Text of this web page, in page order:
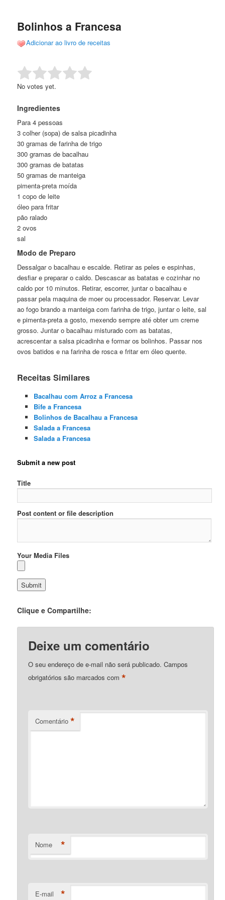
conteúdo
conteúdo
Bolinhos a Francesa
Adicionar ao livro de receitas
Rate this item: Submit Rating
No votes yet.
Ingredientes
Para 4 pessoas
3 colher (sopa) de salsa picadinha
30 gramas de farinha de trigo
300 gramas de bacalhau
300 gramas de batatas
50 gramas de manteiga
pimenta-preta moída
1 copo de leite
óleo para fritar
pão ralado
2 ovos
sal
Modo de Preparo
Dessalgar o bacalhau e escalde. Retirar as peles e espinhas,
desfiar e preparar o caldo. Descascar as batatas e cozinhar no
caldo por 10 minutos. Retirar, escorrer, juntar o bacalhau e
passar pela maquina de moer ou processador. Reservar. Levar
ao fogo brando a manteiga com farinha de trigo, juntar o leite, sal
e pimenta-preta a gosto, mexendo sempre até obter um creme
grosso. Juntar o bacalhau misturado com as batatas,
acrescentar a salsa picadinha e formar os bolinhos. Passar nos
ovos batidos e na farinha de rosca e fritar em óleo quente.
Receitas Similares
Bacalhau com Arroz a Francesa
Bife a Francesa
Bolinhos de Bacalhau a Francesa
Salada a Francesa
Salada a Francesa
Submit a new post
Title
Post content or file description
Your Media Files
Clique e Compartilhe:
Deixe um comentário
O seu endereço de e-mail não será publicado. Campos
obrigatórios são marcados com*
Comentário *
Nome *
E-mail *